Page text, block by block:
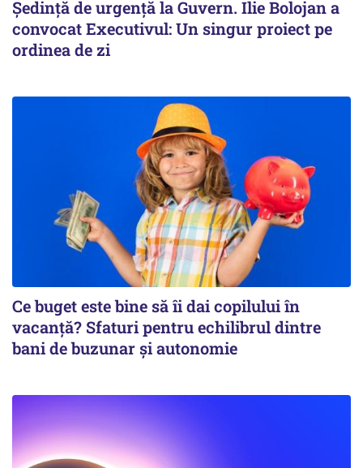
Ședință de urgență la Guvern. Ilie Bolojan a
convocat Executivul: Un singur proiect pe
ordinea de zi
Ce buget este bine să îi dai copilului în
vacanță? Sfaturi pentru echilibrul dintre
bani de buzunar și autonomie